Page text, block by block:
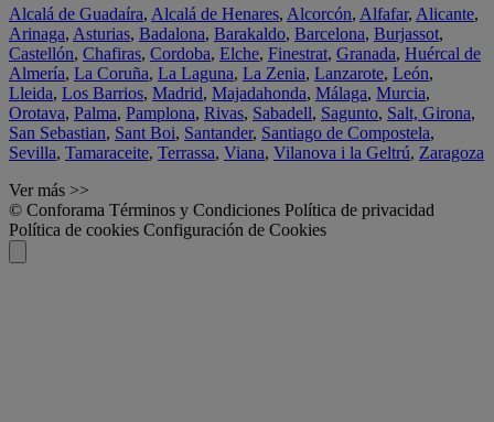
Alcalá de Guadaíra, Alcalá de Henares, Alcorcón, Alfafar, Alicante,
Arinaga, Asturias, Badalona, Barakaldo, Barcelona, Burjassot,
Castellón, Chafiras, Cordoba, Elche, Finestrat, Granada, Huércal de
Almería, La Coruña, La Laguna, La Zenia, Lanzarote, León,
Lleida, Los Barrios, Madrid, Majadahonda, Málaga, Murcia,
Orotava, Palma, Pamplona, Rivas, Sabadell, Sagunto, Salt, Girona,
San Sebastian, Sant Boi, Santander, Santiago de Compostela,
Sevilla, Tamaraceite, Terrassa, Viana, Vilanova i la Geltrú, Zaragoza
Ver más >>
© Conforama Términos y Condiciones Política de privacidad
Política de cookies Configuración de Cookies